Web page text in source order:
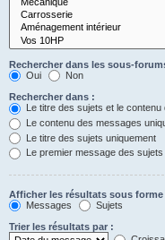
Rechercher dans les sous-
Oui
Non
Rechercher dans :
Le titre des sujets et le
Le contenu des messages
Le titre des sujets uniquement
Le premier message des
Afficher les résultats sous forme
Messages
Sujets
Trier les résultats par :